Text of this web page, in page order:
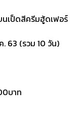
นเป็ดสีครีมฮู้ดเฟอร์
63 (รวม 10 วัน)
บาท